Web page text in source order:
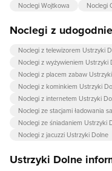
Noclegi Wojtkowa
Noclegi
Noclegi z
Noclegi z telewizorem Ustrzyki
Noclegi z wyżywieniem Ustrzyki
Noclegi z placem zabaw
Noclegi z kominkiem Ustrzyki
Noclegi z internetem Ustrzyki
Noclegi ze stacjami ładowania
Noclegi ze śniadaniem Ustrzyki
Noclegi z jacuzzi Ustrzyki Dolne
Ustrzyki Dolne